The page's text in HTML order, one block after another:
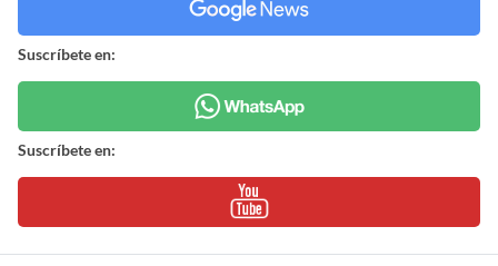
Suscríbete en:
Suscríbete en: